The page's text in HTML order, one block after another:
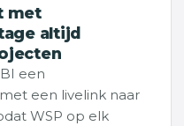
met
altijd
een
een livelink naar
WSP op elk